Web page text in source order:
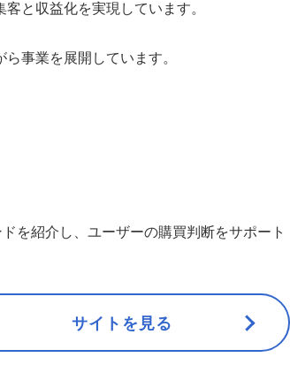
と収益化を実現しています。
事業を展開しています。
を紹介し、ユーザーの購買判断をサポート
サイトを見る